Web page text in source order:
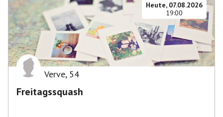
Heute, 07.08.2026
19:00
Verve, 54
Freitagssquash